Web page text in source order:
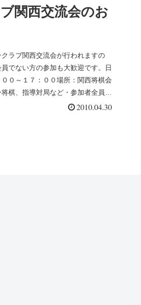
関西交流会のお
ラブ関西交流会が行われますの
でない方の参加も大歓迎です。日
０～１７：００場所：関西将棋会
棋、指導対局など・参加者全員に
2010.04.30